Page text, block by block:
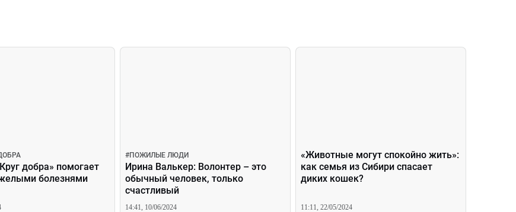
добра» помогает
болезнями
#ПОЖИЛЫЕ ЛЮДИ
Ирина Валькер: Волонтер – это
обычный человек, только
счастливый
14:41, 10/06/2024
«Животные могут спокойно жить»:
как семья из Сибири спасает
диких кошек?
11:11, 22/05/2024